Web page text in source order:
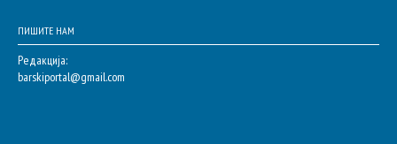
ПИШИТЕ НАМ
Редакција:
barskiportal@gmail.com